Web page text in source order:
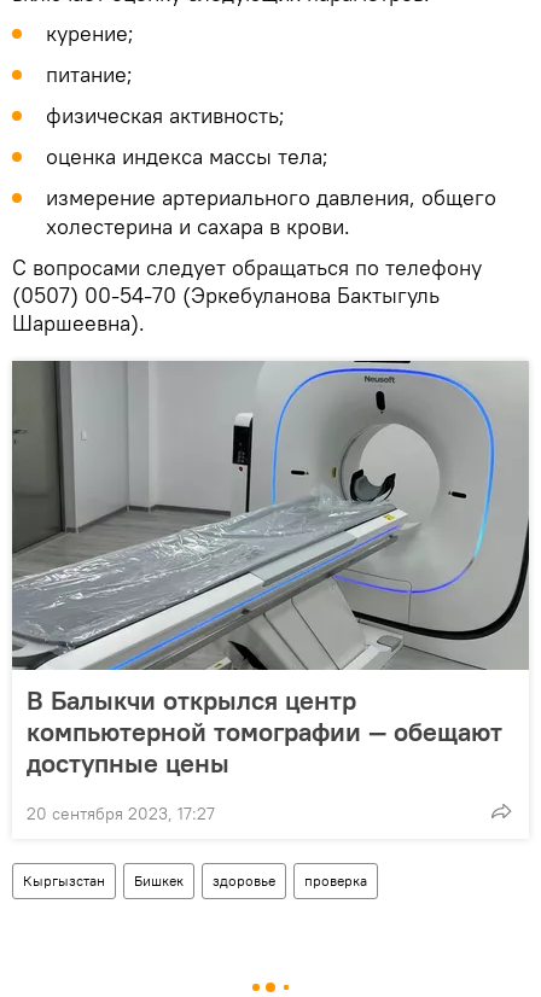
курение;
питание;
физическая активность;
оценка индекса массы тела;
измерение артериального давления, общего
холестерина и сахара в крови.
С вопросами следует обращаться по телефону
(0507) 00-54-70 (Эркебуланова Бактыгуль
Шаршеевна).
В Балыкчи открылся центр
компьютерной томографии — обещают
доступные цены
20 сентября 2023, 17:27
Кыргызстан Бишкек здоровье проверка